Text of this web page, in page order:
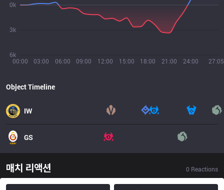
00:00 03:00 06:00 09:00 12:00 15:00 18:00 21:00 24:00 27:05
6k
3k
0k
Object Timeline
IW
GS
매치 리액션 0 Reactions